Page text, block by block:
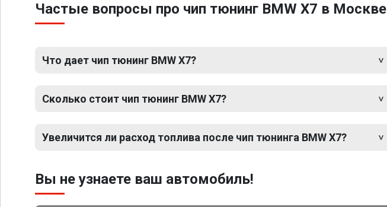
Частые вопросы про чип тюнинг BMW X7 в Москве
Что дает чип тюнинг BMW X7?
Сколько стоит чип тюнинг BMW X7?
Увеличится ли расход топлива после чип тюнинга BMW X7?
Вы не узнаете ваш автомобиль!